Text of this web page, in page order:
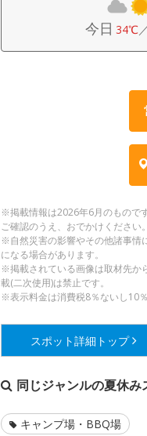
今日 34℃／
※掲載情報は2026年6月のもので
ご確認のうえ、おでかけください。
※自然災害の影響やその他諸事情
になる場合があります。
※掲載されている画像は取材先か
載(二次使用)は禁止です。
※表示料金は消費税8％ないし10
スポット詳細 トップ
同じジャンルの夏休み
キャンプ場・BBQ場